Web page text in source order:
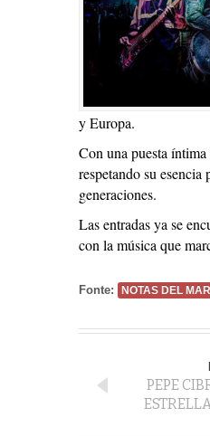
y Europa.
Con una puesta
respetando su
generaciones.
Las entradas ya se
con la música que
Fonte: NOTAS DEL MAR
PEPE